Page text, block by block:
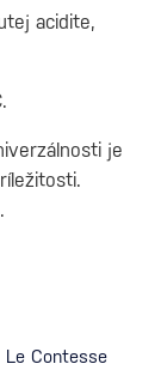
acidite,
je
Le Contesse